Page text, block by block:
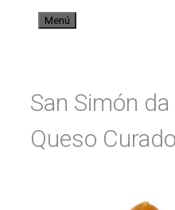
Menú
San Simón
Queso